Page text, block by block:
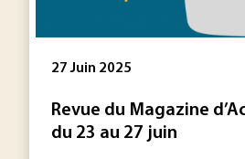
27 Juin 2025
Revue du Magazine
du 23 au 27 juin